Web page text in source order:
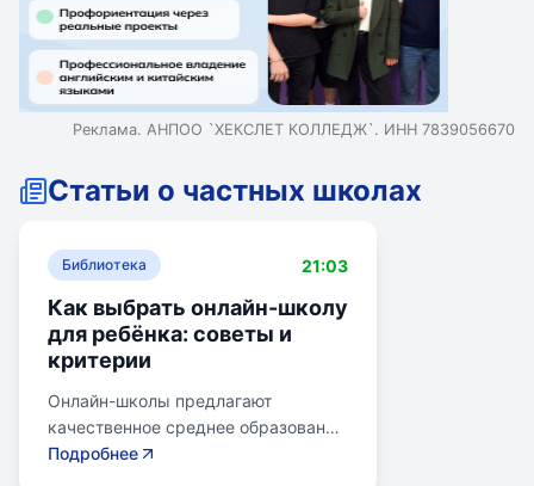
Реклама. АНПОО `ХЕКСЛЕТ КОЛЛЕДЖ`. ИНН 7839056670
Статьи о частных школах
Библиотека 21:03
Как выбрать онлайн-школу
для ребёнка: советы и
критерии
Онлайн-школы предлагают
качественное среднее образование
без привязки к району. Важно
Подробнее